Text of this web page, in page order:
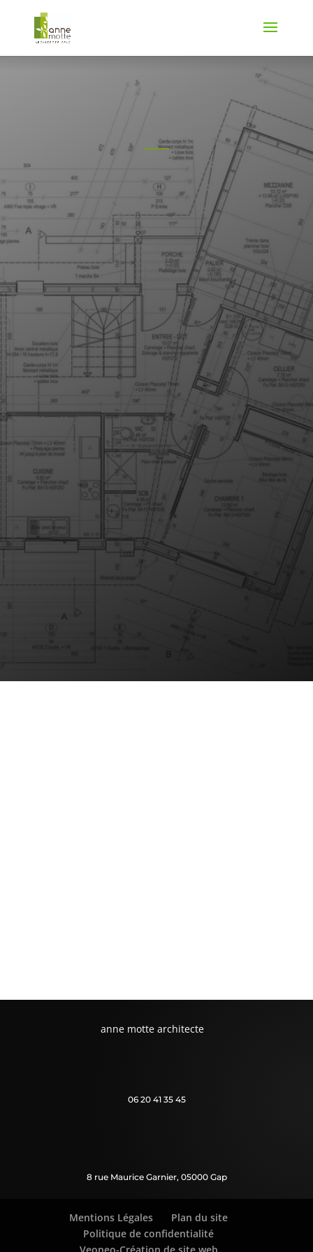
8 rue Maurice Garnier, 05000 Gap
06 20 41 35 45
anne.motte.architecte@gmail.com
anne motte architecte
06 20 41 35 45
8 rue Maurice Garnier, 05000 Gap
Mentions Légales
Plan du site
Politique de confidentialité